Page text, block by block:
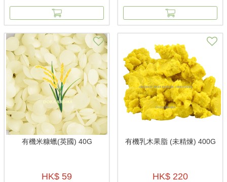
有機米糠蠟(英國) 40G
HK$ 59
有機乳木果脂 (未精煉) 400G
HK$ 220